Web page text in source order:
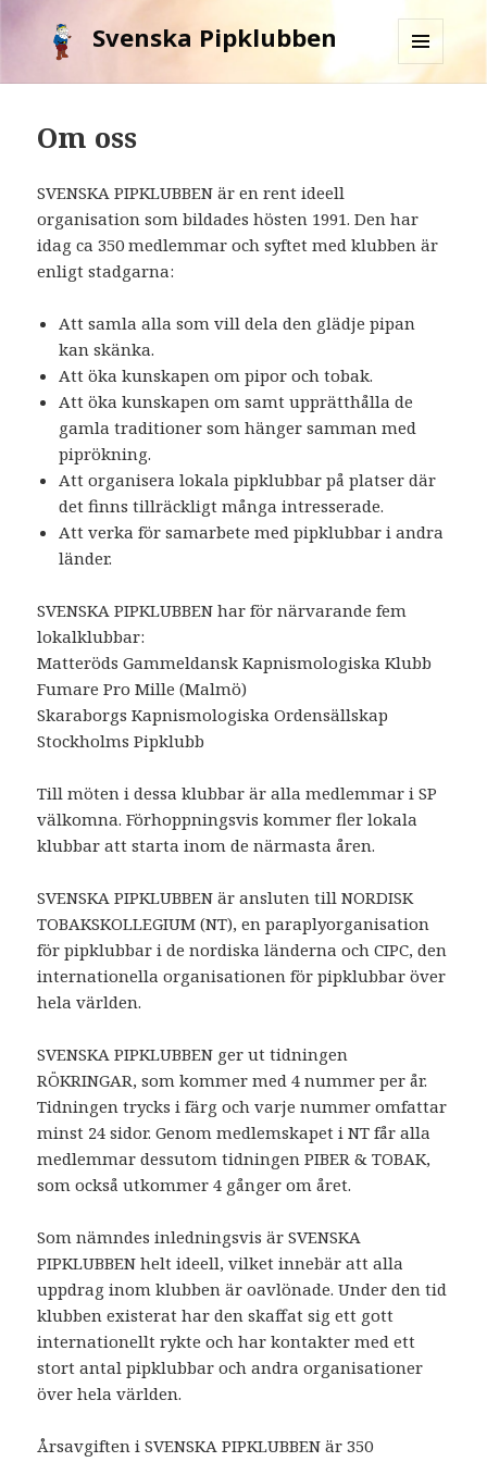
Svenska Pipklubben
MENY
Om oss
SVENSKA PIPKLUBBEN är en rent ideell
organisation som bildades hösten 1991. Den har
idag ca 350 medlemmar och syftet med klubben är
enligt stadgarna:
Att samla alla som vill dela den glädje pipan
kan skänka.
Att öka kunskapen om pipor och tobak.
Att öka kunskapen om samt upprätthålla de
gamla traditioner som hänger samman med
piprökning.
Att organisera lokala pipklubbar på platser där
det finns tillräckligt många intresserade.
Att verka för samarbete med pipklubbar i andra
länder.
SVENSKA PIPKLUBBEN har för närvarande fem
lokalklubbar:
Matteröds Gammeldansk Kapnismologiska Klubb
Fumare Pro Mille (Malmö)
Skaraborgs Kapnismologiska Ordensällskap
Stockholms Pipklubb
Till möten i dessa klubbar är alla medlemmar i SP
välkomna. Förhoppningsvis kommer fler lokala
klubbar att starta inom de närmasta åren.
SVENSKA PIPKLUBBEN är ansluten till NORDISK
TOBAKSKOLLEGIUM (NT), en paraplyorganisation
för pipklubbar i de nordiska länderna och CIPC, den
internationella organisationen för pipklubbar över
hela världen.
SVENSKA PIPKLUBBEN ger ut tidningen
RÖKRINGAR, som kommer med 4 nummer per år.
Tidningen trycks i färg och varje nummer omfattar
minst 24 sidor. Genom medlemskapet i NT får alla
medlemmar dessutom tidningen PIBER & TOBAK,
som också utkommer 4 gånger om året.
Som nämndes inledningsvis är SVENSKA
PIPKLUBBEN helt ideell, vilket innebär att alla
uppdrag inom klubben är oavlönade. Under den tid
klubben existerat har den skaffat sig ett gott
internationellt rykte och har kontakter med ett
stort antal pipklubbar och andra organisationer
över hela världen.
Årsavgiften i SVENSKA PIPKLUBBEN är 350